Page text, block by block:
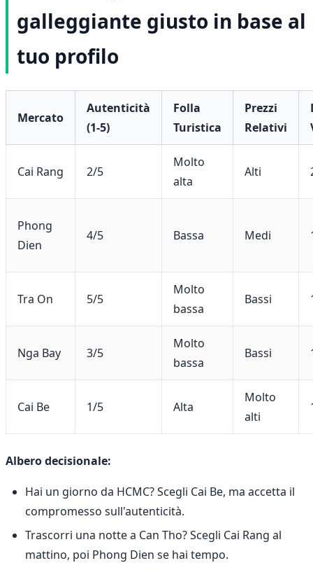
galleggiante giusto in base al
tuo profilo
Mercato
Autenticità
(1-5)
Folla
Turistica
Prezzi
Relativi
Cai Rang 2/5
Molto
alta
Alti
Phong
Dien
4/5 Bassa Medi
Tra On 5/5
Molto
bassa
Bassi
Nga Bay 3/5
Molto
bassa
Bassi
Cai Be 1/5 Alta
Molto
alti
Albero decisionale:
Hai un giorno da HCMC? Scegli Cai Be, ma accetta il
compromesso sull'autenticità.
Trascorri una notte a Can Tho? Scegli Cai Rang al
mattino, poi Phong Dien se hai tempo.